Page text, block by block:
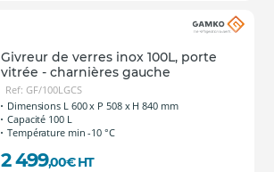
Givreur de verres inox 100L, porte
vitrée - charnières gauche
Ref: GF/100LGCS
Dimensions L 600 x P 508 x H 840 mm
Capacité 100 L
Température min -10 °C
2 499,00€ HT